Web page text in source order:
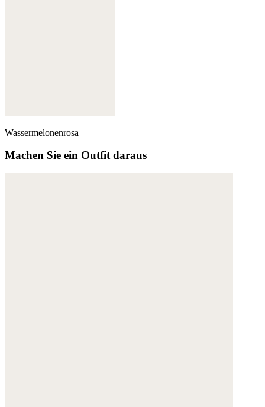
Wassermelonenrosa
Machen Sie ein Outfit daraus